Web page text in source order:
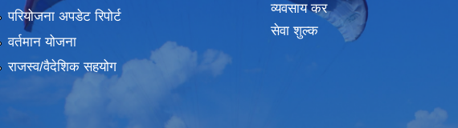
परियोजना अपडेट रिपोर्ट
वर्तमान योजना
राजस्व/वैदेशिक सहयोग
व्यवसाय कर
सेवा शुल्क